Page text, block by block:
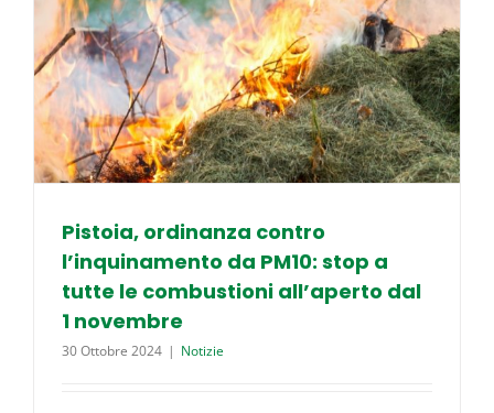
Pistoia, ordinanza contro
l’inquinamento da PM10: stop a
tutte le combustioni all’aperto dal
1 novembre
30 Ottobre 2024 | Notizie